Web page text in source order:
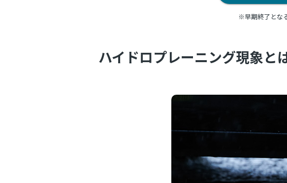
※早期終了とな
ハイドロプレーニング現象と